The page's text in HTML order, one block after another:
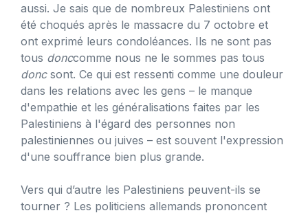
aussi. Je sais que de nombreux Palestiniens ont
été choqués après le massacre du 7 octobre et
ont exprimé leurs condoléances. Ils ne sont pas
tous donccomme nous ne le sommes pas tous
doncsont. Ce qui est ressenti comme une douleur
dans les relations avec les gens – le manque
d'empathie et les généralisations faites par les
Palestiniens à l'égard des personnes non
palestiniennes ou juives – est souvent l'expression
d'une souffrance bien plus grande.
Vers qui d’autre les Palestiniens peuvent-ils se
tourner ? Les politiciens allemands prononcent